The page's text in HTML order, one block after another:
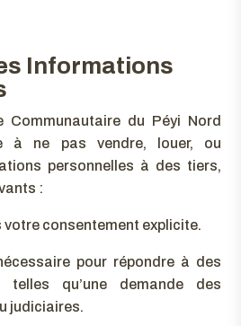
Informations
Communautaire du Péyi Nord
à ne pas vendre, louer, ou
personnelles à des tiers,
:
votre consentement explicite.
pour répondre à des
telles qu’une demande des
judiciaires.